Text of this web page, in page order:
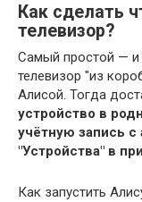
Как сделать
телевизор?
Самый простой — и
телевизор "из
Алисой. Тогда
устройство в
учётную запись с
"Устройства" в
Как запустить